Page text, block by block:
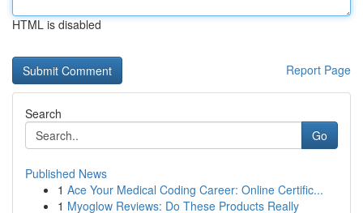
HTML is disabled
Report Page
Search
Go
Published News
1 Ace Your Medical Coding Career: Online Certific...
1 Myoglow Reviews: Do These Products Really